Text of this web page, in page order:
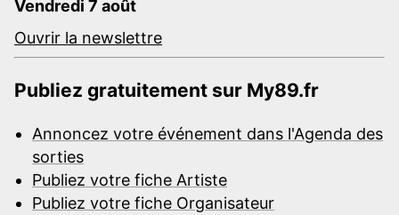
Vendredi 7 août
Ouvrir la newslettre
Publiez gratuitement sur My89.fr
Annoncez votre événement dans l'Agenda des
sorties
Publiez votre fiche Artiste
Publiez votre fiche Organisateur